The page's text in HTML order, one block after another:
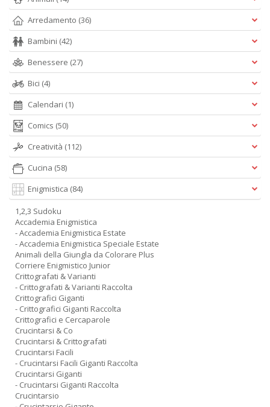
Arredamento (36)
Bambini (42)
Benessere (27)
Bici (4)
Calendari (1)
Comics (50)
Creatività (112)
Cucina (58)
Enigmistica (84)
1,2,3 Sudoku
Accademia Enigmistica
- Accademia Enigmistica Estate
- Accademia Enigmistica Speciale Estate
Animali della Giungla da Colorare Plus
Corriere Enigmistico Junior
Crittografati & Varianti
- Crittografati & Varianti Raccolta
Crittografici Giganti
- Crittografici Giganti Raccolta
Crittografici e Cercaparole
Crucintarsi & Co
Crucintarsi & Crittografati
Crucintarsi Facili
- Crucintarsi Facili Giganti Raccolta
Crucintarsi Giganti
- Crucintarsi Giganti Raccolta
Crucintarsio